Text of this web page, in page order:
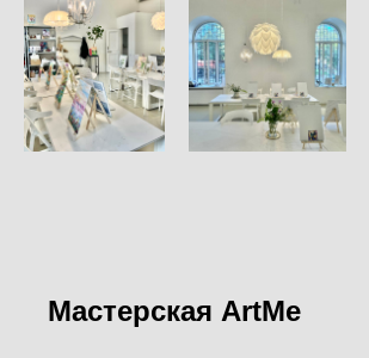
Мастерская ArtMe